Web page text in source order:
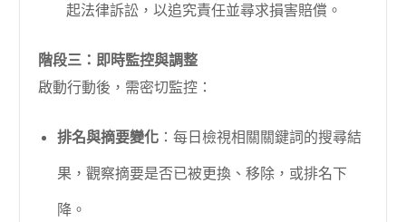
起法律訴訟，以追究責任並尋求損害賠償。
階段三：即時監控與調整
啟動行動後，需密切監控：
排名與摘要變化 ：每日檢視相關關鍵詞的搜尋結
果，觀察摘要是否已被更換、移除，或排名下
降。